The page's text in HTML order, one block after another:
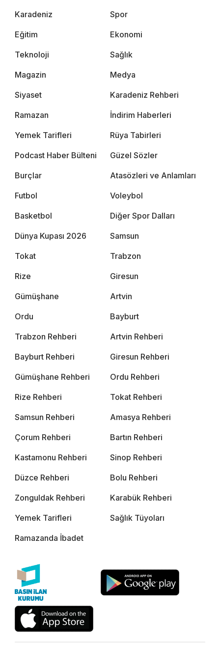
Karadeniz Spor
Eğitim Ekonomi
Teknoloji Sağlık
Magazin Medya
Siyaset Karadeniz Rehberi
Ramazan İndirim Haberleri
Yemek Tarifleri Rüya Tabirleri
Podcast Haber Bülteni Güzel Sözler
Burçlar Atasözleri ve Anlamları
Futbol Voleybol
Basketbol Diğer Spor Dalları
Dünya Kupası 2026 Samsun
Tokat Trabzon
Rize Giresun
Gümüşhane Artvin
Ordu Bayburt
Trabzon Rehberi Artvin Rehberi
Bayburt Rehberi Giresun Rehberi
Gümüşhane Rehberi Ordu Rehberi
Rize Rehberi Tokat Rehberi
Samsun Rehberi Amasya Rehberi
Çorum Rehberi Bartın Rehberi
Kastamonu Rehberi Sinop Rehberi
Düzce Rehberi Bolu Rehberi
Zonguldak Rehberi Karabük Rehberi
Yemek Tarifleri Sağlık Tüyoları
Ramazanda İbadet